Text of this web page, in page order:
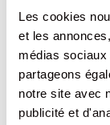
Les cookies
et les
médias
partageons
notre site avec
publicité et
CHUPA CHUPS
COLA ET CITRON
CHUPS BOITE
CHUPA CHUPS